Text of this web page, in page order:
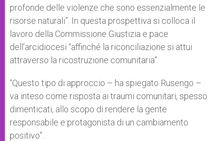
profonde delle violenze che sono essenzialmente le
risorse naturali”. In questa prospettiva si colloca il
lavoro della Commissione Giustizia e pace
dell’arcidiocesi “affinché la riconciliazione si attui
attraverso la ricostruzione comunitaria”.
“Questo tipo di approccio – ha spiegato Rusengo –
va inteso come risposta ai traumi comunitari, spesso
dimenticati, allo scopo di rendere la gente
responsabile e protagonista di un cambiamento
positivo”.